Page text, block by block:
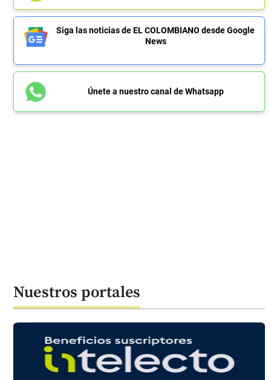
Siga las noticias de EL COLOMBIANO desde Google
News
Únete a nuestro canal de Whatsapp
Nuestros portales